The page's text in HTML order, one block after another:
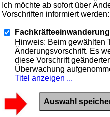
Ich möchte ab sofort über
Vorschriften informiert werden:
Hinweis: Beim gewählten
Änderungsvorschrift. Es
diese Vorschrift
Überwachung
Titel anzeigen ...